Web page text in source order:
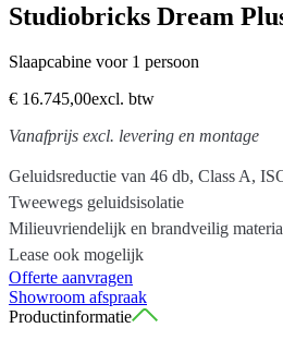
Studiobricks Dream
Slaapcabine voor 1 persoon
€ 16.745,00excl. btw
Vanafprijs excl. levering en montage
Geluidsreductie van 46 db, Class A,
Tweewegs geluidsisolatie
Milieuvriendelijk en brandveilig
Lease ook mogelijk
Offerte aanvragen
Showroom afspraak
Productinformatie